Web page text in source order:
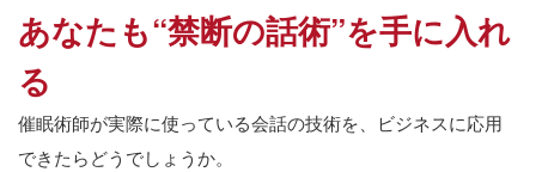
あなたも“禁断の話術”を手に入れ
る
催眠術師が実際に使っている会話の技術を、ビジネスに応用
できたらどうでしょうか。